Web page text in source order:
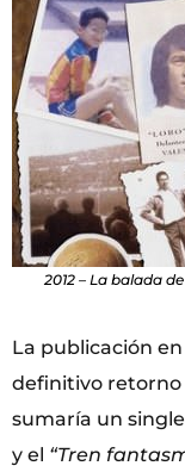
2012 – La balada
La publicación en
definitivo retorno
sumaría un single
y el “Tren